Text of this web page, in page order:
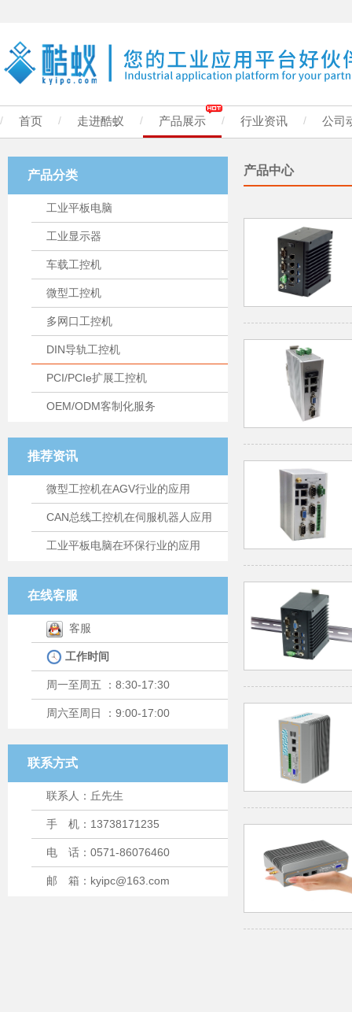
/ 首页 / 走进酷蚁 / 产品展示 / 行业资讯 / 公司
产品分类
工业平板电脑
工业显示器
车载工控机
微型工控机
多网口工控机
DIN导轨工控机
PCI/PCIe扩展工控机
OEM/ODM客制化服务
推荐资讯
微型工控机在AGV行业的应用
CAN总线工控机在伺服机器人应用
工业平板电脑在环保行业的应用
在线客服
客服
工作时间
周一至周五 ：8:30-17:30
周六至周日 ：9:00-17:00
联系方式
联系人：丘先生
手 机：13738171235
电 话：0571-86076460
邮 箱：kyipc@163.com
产品中心